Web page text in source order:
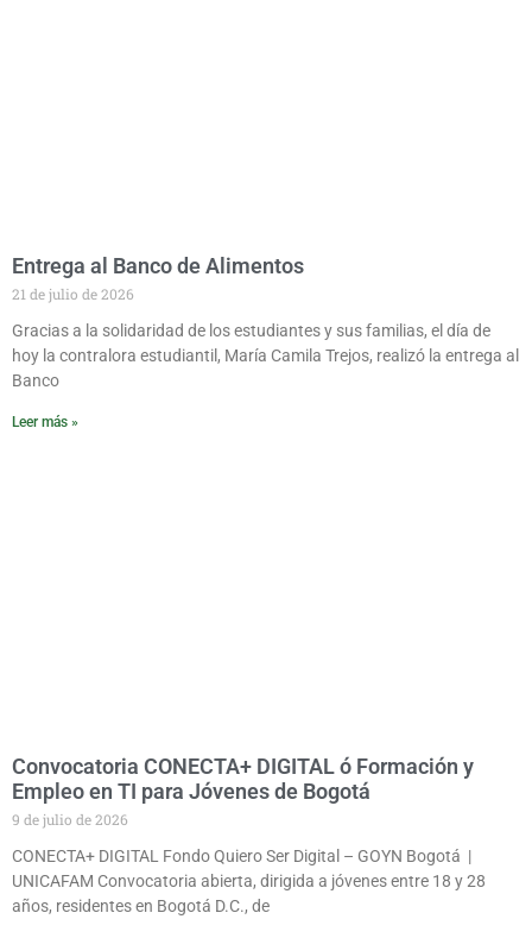
Entrega al Banco de Alimentos
21 de julio de 2026
Gracias a la solidaridad de los estudiantes y sus familias, el día de
hoy la contralora estudiantil, María Camila Trejos, realizó la entrega al
Banco
Leer más »
Convocatoria CONECTA+ DIGITAL ó Formación y
Empleo en TI para Jóvenes de Bogotá
9 de julio de 2026
CONECTA+ DIGITAL Fondo Quiero Ser Digital – GOYN Bogotá |
UNICAFAM Convocatoria abierta, dirigida a jóvenes entre 18 y 28
años, residentes en Bogotá D.C., de